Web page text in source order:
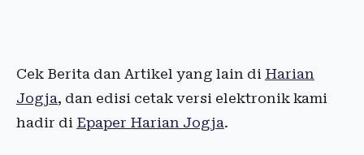
Cek Berita dan Artikel yang lain di Harian
Jogja, dan edisi cetak versi elektronik kami
hadir di Epaper Harian Jogja.